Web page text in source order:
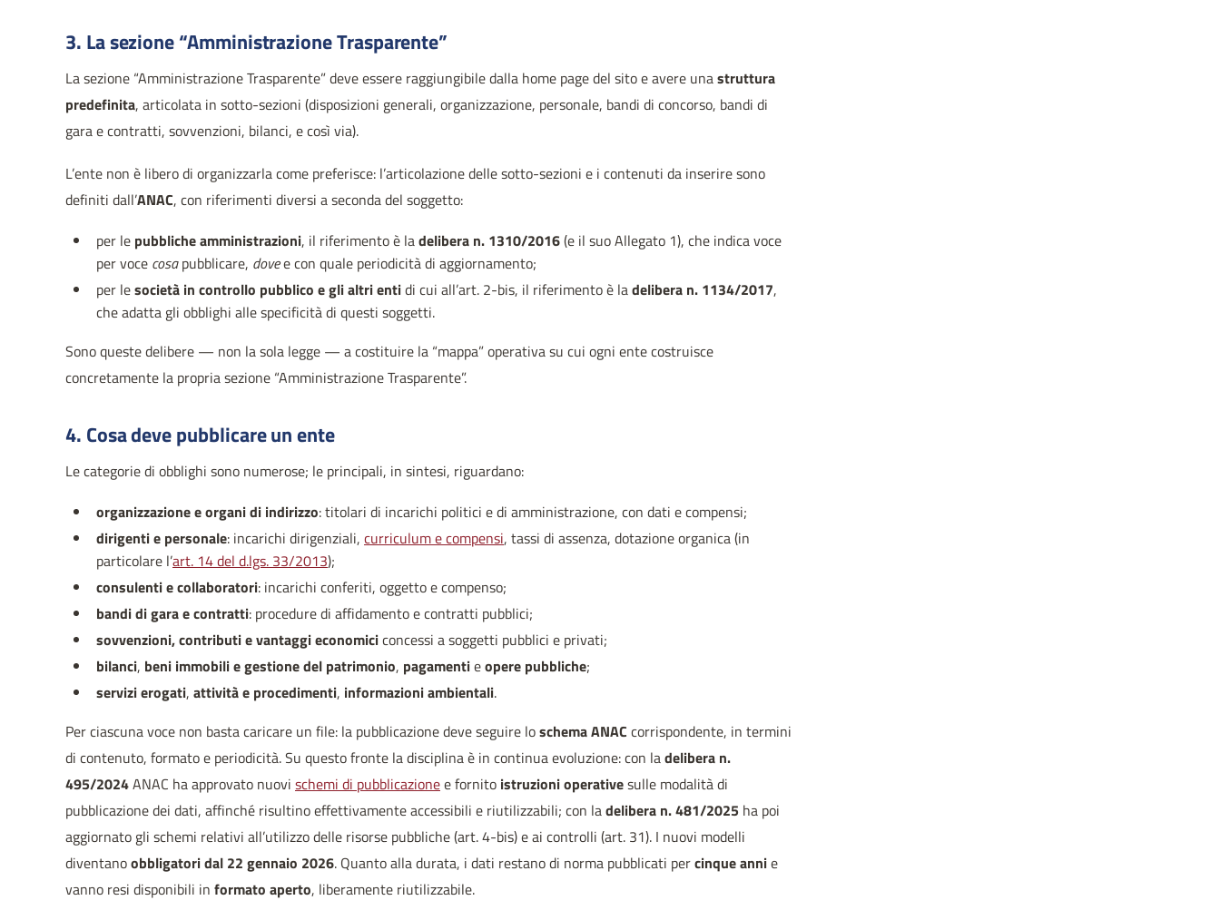
3. La sezione “Amministrazione Trasparente”
La sezione “Amministrazione Trasparente” deve essere raggiungibile dalla home page del sito e avere unastruttura
predefinita, articolata in sotto-sezioni (disposizioni generali, organizzazione, personale, bandi di concorso, bandi di
gara e contratti, sovvenzioni, bilanci, e così via).
L’ente non è libero di organizzarla come preferisce: l’articolazione delle sotto-sezioni e i contenuti da inserire sono
definiti dall’ANAC, con riferimenti diversi a seconda del soggetto:
per le pubbliche amministrazioni, il riferimento è ladelibera n. 1310/2016(e il suo Allegato 1), che indica voce
per voce cosapubblicare, dovee con quale periodicità di aggiornamento;
per lesocietà in controllo pubblico e gli altri entidi cui all’art. 2-bis, il riferimento è ladelibera n. 1134/2017,
che adatta gli obblighi alle specificità di questi soggetti.
Sono queste delibere — non la sola legge — a costituire la “mappa” operativa su cui ogni ente costruisce
concretamente la propria sezione “Amministrazione Trasparente”.
4. Cosa deve pubblicare un ente
Le categorie di obblighi sono numerose; le principali, in sintesi, riguardano:
organizzazione e organi di indirizzo: titolari di incarichi politici e di amministrazione, con dati e compensi;
dirigenti e personale: incarichi dirigenziali, curriculum e compensi, tassi di assenza, dotazione organica (in
particolare l’art. 14 del d.lgs. 33/2013);
consulenti e collaboratori: incarichi conferiti, oggetto e compenso;
bandi di gara e contratti: procedure di affidamento e contratti pubblici;
sovvenzioni, contributi e vantaggi economiciconcessi a soggetti pubblici e privati;
bilanci, beni immobili e gestione del patrimonio, pagamentieopere pubbliche;
servizi erogati, attività e procedimenti, informazioni ambientali.
Per ciascuna voce non basta caricare un file: la pubblicazione deve seguire loschema ANAC corrispondente, in termini
di contenuto, formato e periodicità. Su questo fronte la disciplina è in continua evoluzione: con ladelibera n.
495/2024ANAC ha approvato nuovi schemi di pubblicazionee fornito istruzioni operativesulle modalità di
pubblicazione dei dati, affinché risultino effettivamente accessibili e riutilizzabili; con ladelibera n. 481/2025 ha poi
aggiornato gli schemi relativi all’utilizzo delle risorse pubbliche (art. 4-bis) e ai controlli (art. 31). I nuovi modelli
diventanoobbligatori dal 22 gennaio 2026. Quanto alla durata, i dati restano di norma pubblicati percinque annie
vanno resi disponibili in formato aperto, liberamente riutilizzabile.